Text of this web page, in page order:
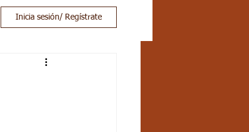
Inicia sesión/ Regístrate